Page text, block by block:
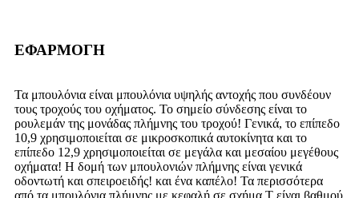
ΕΦΑΡΜΟΓΗ
Τα μπουλόνια είναι μπουλόνια υψηλής αντοχής που συνδέουν
τους τροχούς του οχήματος. Το σημείο σύνδεσης είναι το
ρουλεμάν της μονάδας πλήμνης του τροχού! Γενικά, το επίπεδο
10,9 χρησιμοποιείται σε μικροσκοπικά αυτοκίνητα και το
επίπεδο 12,9 χρησιμοποιείται σε μεγάλα και μεσαίου μεγέθους
οχήματα! Η δομή των μπουλονιών πλήμνης είναι γενικά
οδοντωτή και σπειροειδής! και ένα καπέλο! Τα περισσότερα